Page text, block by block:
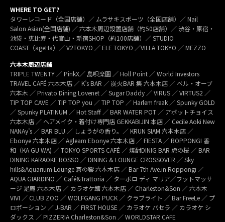
WHERE TO GET?
タワーレコード（全国店舗）／ ムラサキスポーツ（全国店舗）／ Nail
Salon Asian(全国店舗) ／ 六本木周辺設置店舗（約50店舗）／ 渋谷・原宿・
池袋・恵比寿・代官山・新宿SHOP（約100店舗）／ STUDIO
COAST（ageHa）／ V2TOKYO ／ ELE TOKYO ／VILLA TOKYO ／ MEZZO
六本木周辺店舗
TRIPLE TWENTY ／ PinkX／ 島唄楽園 ／ Holl Point ／ World Investors
TRAVEL CAFÉ 六本木店 ／ K’s BAR ／ 炭火BAR 集 六本木店 ／ ベル・オーブ
六本木 ／ Privato Dining Lovenet ／ Sugar Daddy ／ VIRUS ／ VIRTUS2 ／
TIP TOP CAVE ／ TIP TOP you ／ TIP TOP ／ Harlem freak ／ Spunky GOLD
／ Spunky PLATINUM ／ Hot Staff ／ BAR WATER POT ／ アボットチョイス
六本木店 ／ ヘアメイク・着付け専門店 GEKKABIJIN 本店 ／ Cecile Aoki New
NANAy’s ／ BAR BLU ／ しょうがの香り。／ KRUN SIAM 六本木店 ／
Ebonye 六本木店 ／ Agleam Ebonye 六本木店 ／ FIESTA ／ ROPPONGI 香
和（KA GU WA) ／ TOKYO SPORTS CAFÉ ／ 焼酎DINIG BAR 虎の桜 ／ BAR
DINING KARAOKE ROSSO ／ DINING & LOUNGE CROSSOVER ／ Sky
hills&Aquarium Lounge 蒼の響 六本木店 ／ Bar 7th Ave.in Roppongi ／
AQUA GIARDINO ／ Café&Trattoria ／ ターボロ ディ マリア／フットマッサ
ージ 足庵 六本木店 ／ カラオケ館 六本木店 ／ Charleston&Son ／ 六本木
VIVI ／ CLUB ZOO ／ WOLFGANG PUCK ／ クラブライト ／ Bar FreeLe ／ プ
ロポーション ／ J-BAR ／ FIRST HOUSE ／ カラオケ パセラ ／ カラオケ シ
ダックス ／ PIZZERIA Charleston&Son ／ WORLDSTAR CAFE